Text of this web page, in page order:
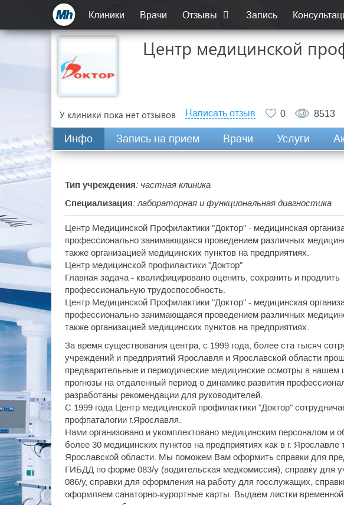
Клиники Врачи Отзывы Запись
Центр медицинской
У клиники пока нет отзывов Написать отзыв 0 8513
Инфо Запись на прием Врачи Услуги
Тип учреждения: частная клиника
Специализация: лабораторная и функциональная диагностика
Центр Медицинской Профилактики "Доктор" - медицинская
профессионально занимающаяся проведением различных
также организацией медицинских пунктов на предприятиях.
Центр медицинской профилактики "Доктор"
Главная задача - квалифицировано оценить, сохранить и продлить
профессиональную трудоспособность.
Центр Медицинской Профилактики "Доктор" - медицинская
профессионально занимающаяся проведением различных
также организацией медицинских пунктов на предприятиях.
За время существования центра, с 1999 года, более ста тысяч
учреждений и предприятий Ярославля и Ярославской области
предварительные и периодические медицинские осмотры в нашем
прогнозы на отдаленный период о динамике развития
разработаны рекомендации для руководителей.
С 1999 года Центр медицинской профилактики "Доктор"
профпаталогии г.Ярославля.
Нами организовано и укомплектовано медицинским персоналом и
более 30 медицинских пунктов на предприятиях как в г. Ярославле
Ярославской области. Мы поможем Вам оформить справки для
ГИБДД по форме 083/у (водительская медкомиссия), справку для
086/у, справки для оформления на работу для госслужащих,
оформляем санаторно-курортные карты. Выдаем листки временной